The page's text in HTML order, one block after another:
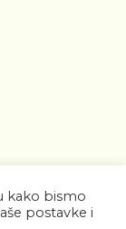
kako bismo
postavke i